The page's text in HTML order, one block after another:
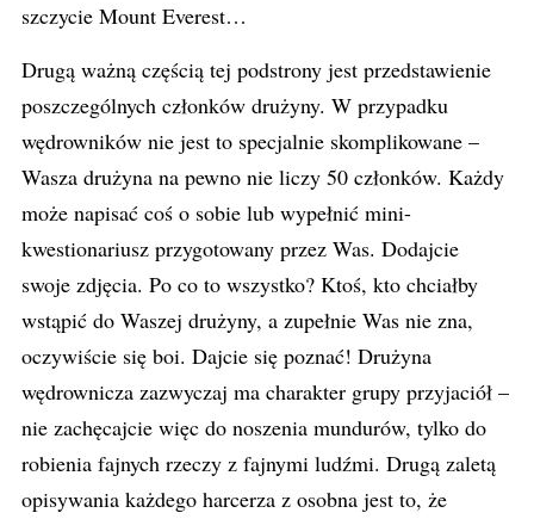
szczycie Mount Everest…
Drugą ważną częścią tej podstrony jest przedstawienie
poszczególnych członków drużyny. W przypadku
wędrowników nie jest to specjalnie skomplikowane –
Wasza drużyna na pewno nie liczy 50 członków. Każdy
może napisać coś o sobie lub wypełnić mini-
kwestionariusz przygotowany przez Was. Dodajcie
swoje zdjęcia. Po co to wszystko? Ktoś, kto chciałby
wstąpić do Waszej drużyny, a zupełnie Was nie zna,
oczywiście się boi. Dajcie się poznać! Drużyna
wędrownicza zazwyczaj ma charakter grupy przyjaciół –
nie zachęcajcie więc do noszenia mundurów, tylko do
robienia fajnych rzeczy z fajnymi ludźmi. Drugą zaletą
opisywania każdego harcerza z osobna jest to, że